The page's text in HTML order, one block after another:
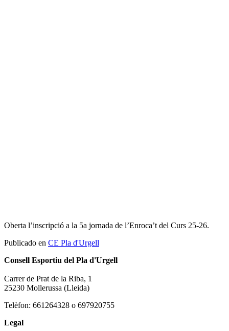
Oberta l’inscripció a la 5a jornada de l’Enroca’t del Curs 25-26.
Publicado en CE Pla d'Urgell
Consell Esportiu del Pla d'Urgell
Carrer de Prat de la Riba, 1
25230 Mollerussa (Lleida)
Telèfon: 661264328 o 697920755
Legal